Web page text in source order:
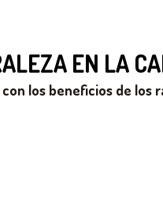
EN LA
los beneficios de los